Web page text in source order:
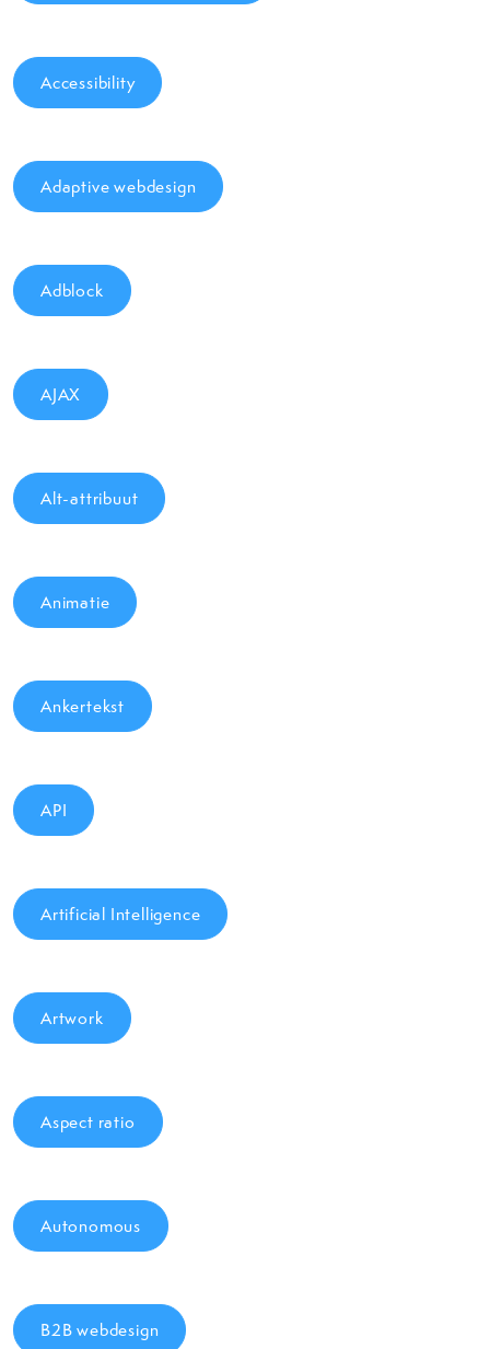
Accessibility
Adaptive webdesign
Adblock
AJAX
Alt-attribuut
Animatie
Ankertekst
API
Artificial Intelligence
Artwork
Aspect ratio
Autonomous
B2B webdesign